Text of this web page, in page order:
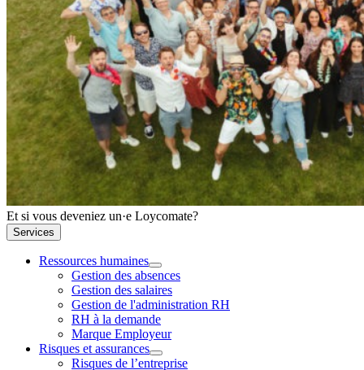
Et si vous deveniez un·e Loycomate?
Services
Ressources humaines
Gestion des absences
Gestion des salaires
Gestion de l'administration RH
RH à la demande
Marque Employeur
Risques et assurances
Risques de l’entreprise